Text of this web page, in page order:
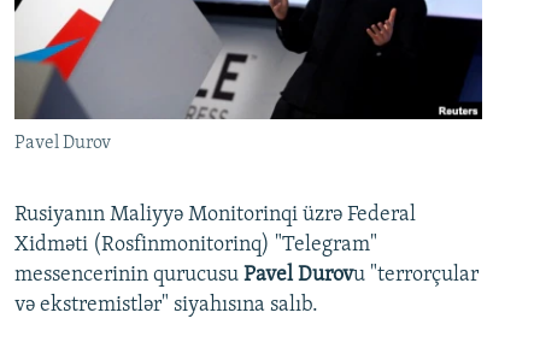
Pavel Durov
Rusiyanın Maliyyə Monitorinqi üzrə Federal
Xidməti (Rosfinmonitorinq) "Telegram"
messencerinin qurucusu Pavel Durovu "terrorçular
və ekstremistlər" siyahısına salıb.